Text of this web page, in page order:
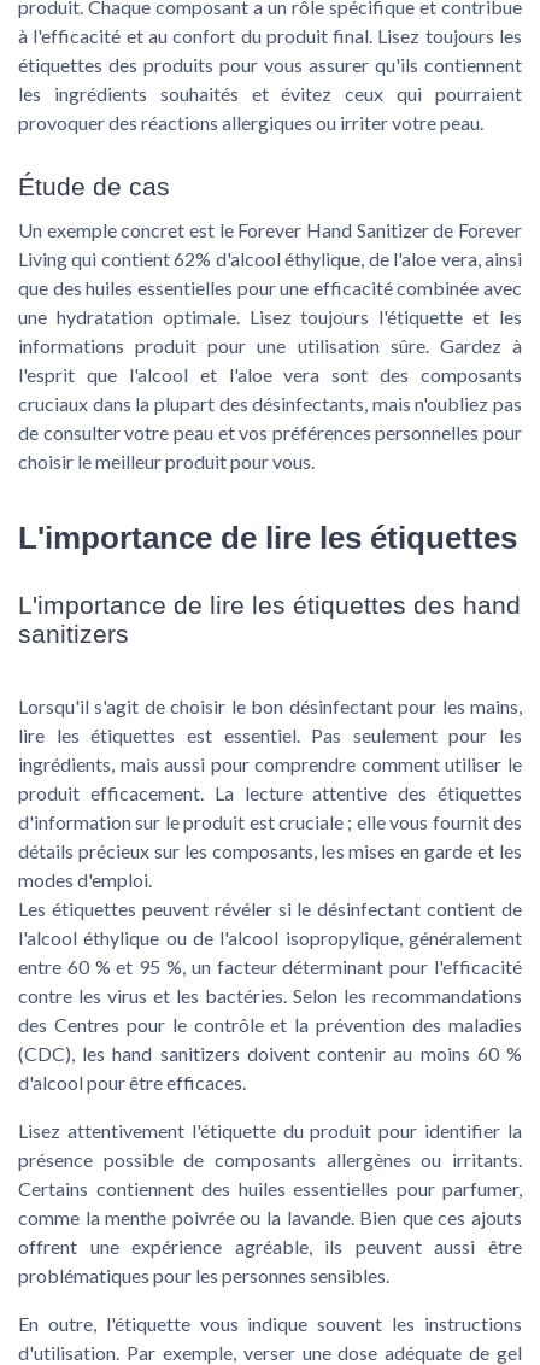
produit. Chaque composant a un rôle spécifique et contribue
à l'efficacité et au confort du produit final. Lisez toujours les
étiquettes des produits pour vous assurer qu'ils contiennent
les ingrédients souhaités et évitez ceux qui pourraient
provoquer des réactions allergiques ou irriter votre peau.
Étude de cas
Un exemple concret est le Forever Hand Sanitizer de Forever
Living qui contient 62% d'alcool éthylique, de l'aloe vera, ainsi
que des huiles essentielles pour une efficacité combinée avec
une hydratation optimale. Lisez toujours l'étiquette et les
informations produit pour une utilisation sûre. Gardez à
l'esprit que l'alcool et l'aloe vera sont des composants
cruciaux dans la plupart des désinfectants, mais n'oubliez pas
de consulter votre peau et vos préférences personnelles pour
choisir le meilleur produit pour vous.
L'importance de lire les étiquettes
L'importance de lire les étiquettes des hand
sanitizers
Lorsqu'il s'agit de choisir le bon désinfectant pour les mains,
lire les étiquettes est essentiel. Pas seulement pour les
ingrédients, mais aussi pour comprendre comment utiliser le
produit efficacement. La lecture attentive des étiquettes
d'information sur le produit est cruciale ; elle vous fournit des
détails précieux sur les composants, les mises en garde et les
modes d'emploi.
Les étiquettes peuvent révéler si le désinfectant contient de
l'alcool éthylique ou de l'alcool isopropylique, généralement
entre 60 % et 95 %, un facteur déterminant pour l'efficacité
contre les virus et les bactéries. Selon les recommandations
des Centres pour le contrôle et la prévention des maladies
(CDC), les hand sanitizers doivent contenir au moins 60 %
d'alcool pour être efficaces.
Lisez attentivement l'étiquette du produit pour identifier la
présence possible de composants allergènes ou irritants.
Certains contiennent des huiles essentielles pour parfumer,
comme la menthe poivrée ou la lavande. Bien que ces ajouts
offrent une expérience agréable, ils peuvent aussi être
problématiques pour les personnes sensibles.
En outre, l'étiquette vous indique souvent les instructions
d'utilisation. Par exemple, verser une dose adéquate de gel